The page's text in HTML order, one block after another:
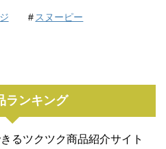
スヌーピー
ランキング
るツクツク商品紹介サイト